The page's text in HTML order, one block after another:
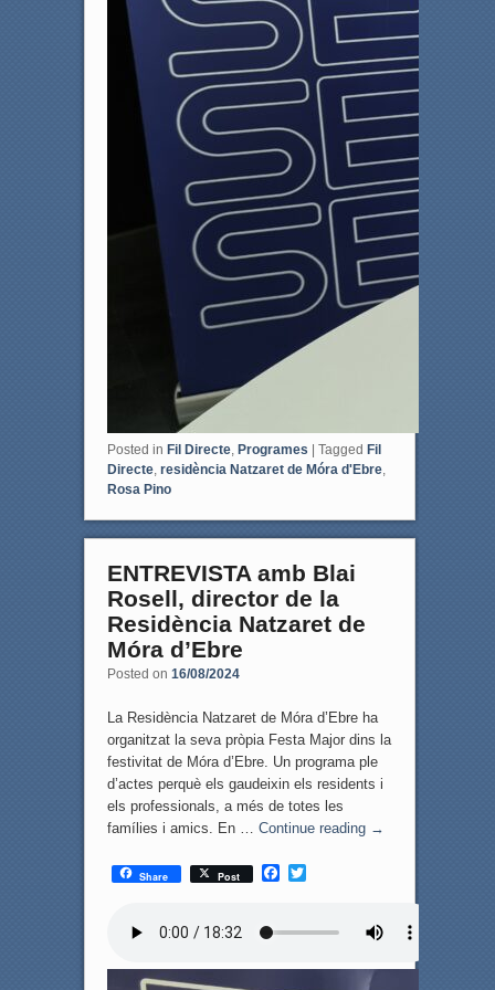
Posted in Fil Directe, Programes | Tagged Fil
Directe, residència Natzaret de Móra d'Ebre,
Rosa Pino
ENTREVISTA amb Blai
Rosell, director de la
Residència Natzaret de
Móra d’Ebre
Posted on 16/08/2024
La Residència Natzaret de Móra d’Ebre ha
organitzat la seva pròpia Festa Major dins la
festivitat de Móra d’Ebre. Un programa ple
d’actes perquè els gaudeixin els residents i
els professionals, a més de totes les
famílies i amics. En … Continue reading →
Share Post
F
T